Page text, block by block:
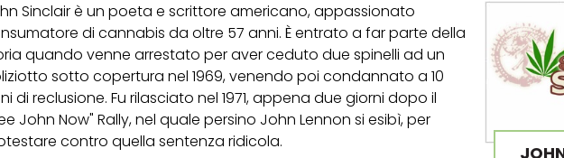
Sinclair è un poeta e scrittore americano, appassionato
di cannabis da oltre 57 anni. È entrato a far parte della
quando venne arrestato per aver ceduto due spinelli ad un
sotto copertura nel 1969, venendo poi condannato a 10
di reclusione. Fu rilasciato nel 1971, appena due giorni dopo il
John Now" Rally, nel quale persino John Lennon si esibì, per
contro quella sentenza ridicola.